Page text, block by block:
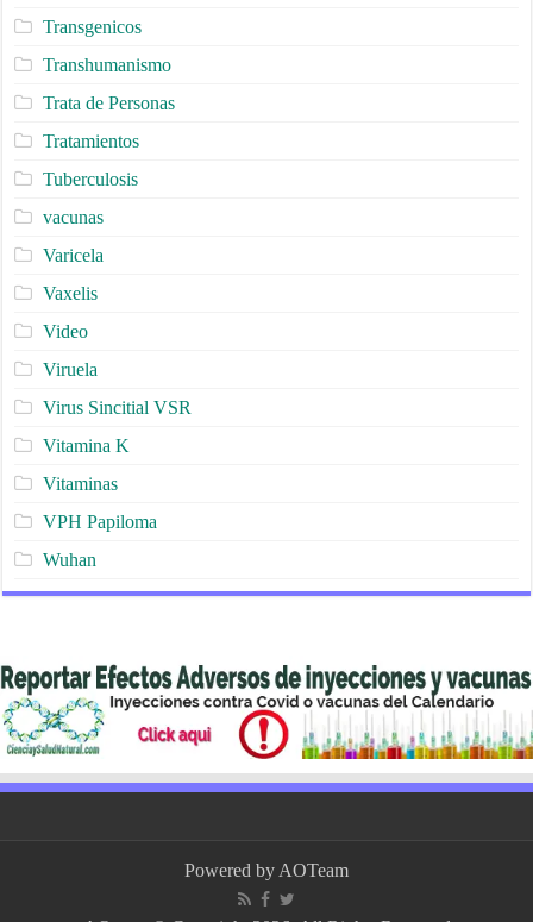
Transgenicos
Transhumanismo
Trata de Personas
Tratamientos
Tuberculosis
vacunas
Varicela
Vaxelis
Video
Viruela
Virus Sincitial VSR
Vitamina K
Vitaminas
VPH Papiloma
Wuhan
Powered by AOTeam